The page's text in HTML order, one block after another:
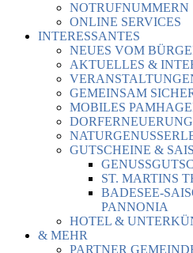
NOTRUFNUMMERN
ONLINE SERVICES
INTERESSANTES
NEUES VOM
AKTUELLES &
GEMEINSAM
MOBILES
DORFERNEUERUNG
GUTSCHEINE &
ST. MARTINS
BADESEE-
PANNONIA
HOTEL &
& MEHR
PARTNER